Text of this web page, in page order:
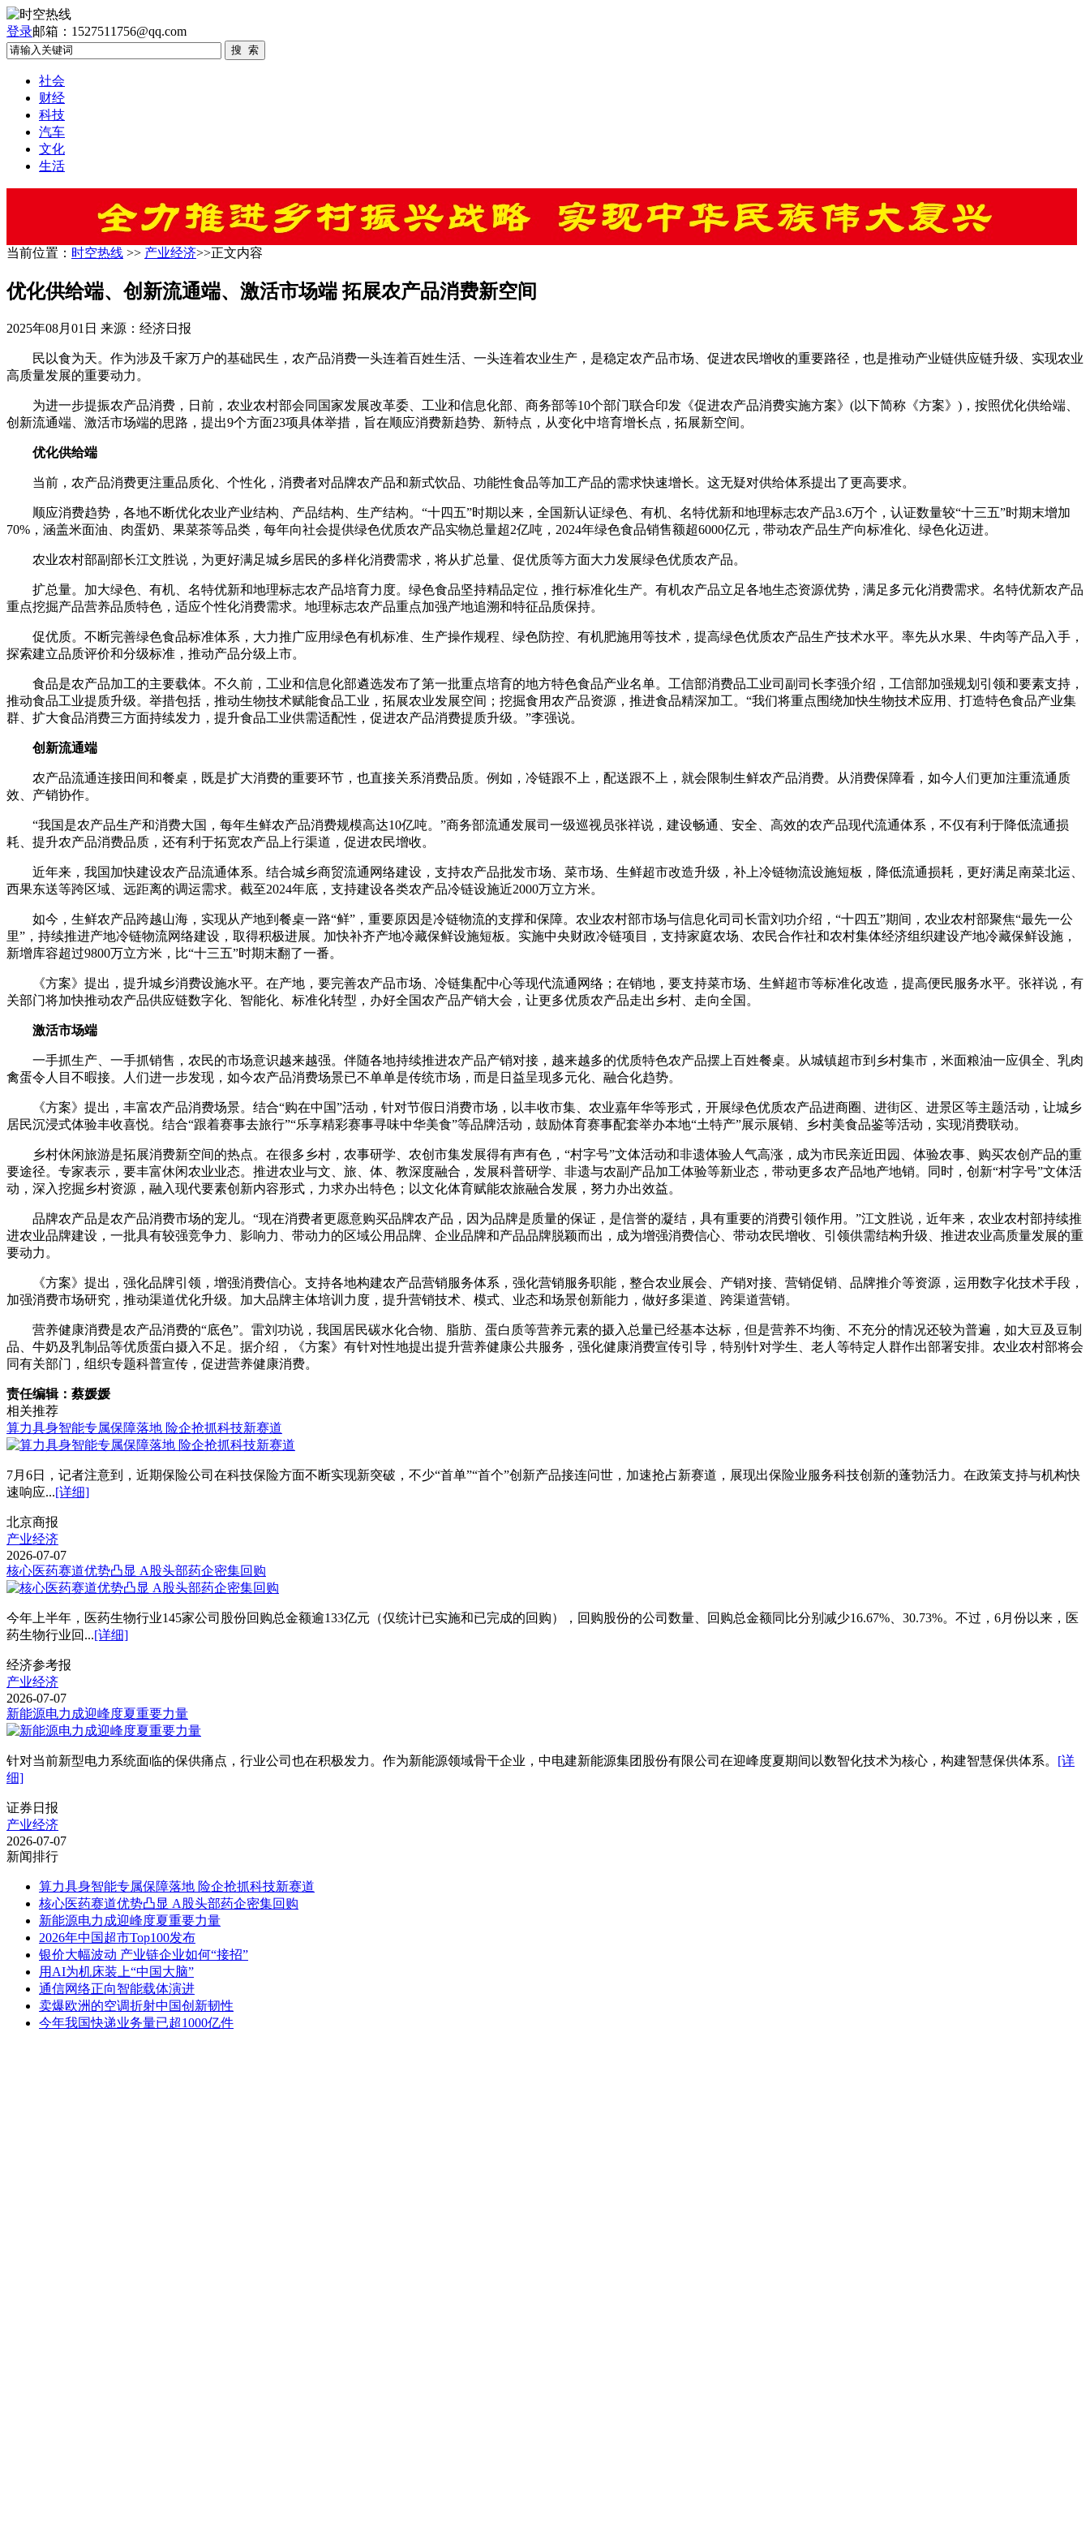
登录邮箱：1527511756@qq.com
社会
财经
科技
汽车
文化
生活
当前位置： 时空热线 >> 产业经济>>正文内容
优化供给端、创新流通端、激活市场端 拓展农产品消费新空间
2025年08月01日 来源：经济日报
民以食为天。作为涉及千家万户的基础民生，农产品消费一头连着百姓生活、一头连着农业生产，是稳定农产品市场、促进农民增收的重要路径，也是推动产业链供应链升级、实现农业
高质量发展的重要动力。
为进一步提振农产品消费，日前，农业农村部会同国家发展改革委、工业和信息化部、商务部等10个部门联合印发《促进农产品消费实施方案》(以下简称《方案》)，按照优化供给端、
创新流通端、激活市场端的思路，提出9个方面23项具体举措，旨在顺应消费新趋势、新特点，从变化中培育增长点，拓展新空间。
优化供给端
当前，农产品消费更注重品质化、个性化，消费者对品牌农产品和新式饮品、功能性食品等加工产品的需求快速增长。这无疑对供给体系提出了更高要求。
顺应消费趋势，各地不断优化农业产业结构、产品结构、生产结构。“十四五”时期以来，全国新认证绿色、有机、名特优新和地理标志农产品3.6万个，认证数量较“十三五”时期末增加
70%，涵盖米面油、肉蛋奶、果菜茶等品类，每年向社会提供绿色优质农产品实物总量超2亿吨，2024年绿色食品销售额超6000亿元，带动农产品生产向标准化、绿色化迈进。
农业农村部副部长江文胜说，为更好满足城乡居民的多样化消费需求，将从扩总量、促优质等方面大力发展绿色优质农产品。
扩总量。加大绿色、有机、名特优新和地理标志农产品培育力度。绿色食品坚持精品定位，推行标准化生产。有机农产品立足各地生态资源优势，满足多元化消费需求。名特优新农产品
重点挖掘产品营养品质特色，适应个性化消费需求。地理标志农产品重点加强产地追溯和特征品质保持。
促优质。不断完善绿色食品标准体系，大力推广应用绿色有机标准、生产操作规程、绿色防控、有机肥施用等技术，提高绿色优质农产品生产技术水平。率先从水果、牛肉等产品入手，
探索建立品质评价和分级标准，推动产品分级上市。
食品是农产品加工的主要载体。不久前，工业和信息化部遴选发布了第一批重点培育的地方特色食品产业名单。工信部消费品工业司副司长李强介绍，工信部加强规划引领和要素支持，
推动食品工业提质升级。举措包括，推动生物技术赋能食品工业，拓展农业发展空间；挖掘食用农产品资源，推进食品精深加工。“我们将重点围绕加快生物技术应用、打造特色食品产业集
群、扩大食品消费三方面持续发力，提升食品工业供需适配性，促进农产品消费提质升级。”李强说。
创新流通端
农产品流通连接田间和餐桌，既是扩大消费的重要环节，也直接关系消费品质。例如，冷链跟不上，配送跟不上，就会限制生鲜农产品消费。从消费保障看，如今人们更加注重流通质
效、产销协作。
“我国是农产品生产和消费大国，每年生鲜农产品消费规模高达10亿吨。”商务部流通发展司一级巡视员张祥说，建设畅通、安全、高效的农产品现代流通体系，不仅有利于降低流通损
耗、提升农产品消费品质，还有利于拓宽农产品上行渠道，促进农民增收。
近年来，我国加快建设农产品流通体系。结合城乡商贸流通网络建设，支持农产品批发市场、菜市场、生鲜超市改造升级，补上冷链物流设施短板，降低流通损耗，更好满足南菜北运、
西果东送等跨区域、远距离的调运需求。截至2024年底，支持建设各类农产品冷链设施近2000万立方米。
如今，生鲜农产品跨越山海，实现从产地到餐桌一路“鲜”，重要原因是冷链物流的支撑和保障。农业农村部市场与信息化司司长雷刘功介绍，“十四五”期间，农业农村部聚焦“最先一公
里”，持续推进产地冷链物流网络建设，取得积极进展。加快补齐产地冷藏保鲜设施短板。实施中央财政冷链项目，支持家庭农场、农民合作社和农村集体经济组织建设产地冷藏保鲜设施，
新增库容超过9800万立方米，比“十三五”时期末翻了一番。
《方案》提出，提升城乡消费设施水平。在产地，要完善农产品市场、冷链集配中心等现代流通网络；在销地，要支持菜市场、生鲜超市等标准化改造，提高便民服务水平。张祥说，有
关部门将加快推动农产品供应链数字化、智能化、标准化转型，办好全国农产品产销大会，让更多优质农产品走出乡村、走向全国。
激活市场端
一手抓生产、一手抓销售，农民的市场意识越来越强。伴随各地持续推进农产品产销对接，越来越多的优质特色农产品摆上百姓餐桌。从城镇超市到乡村集市，米面粮油一应俱全、乳肉
禽蛋令人目不暇接。人们进一步发现，如今农产品消费场景已不单单是传统市场，而是日益呈现多元化、融合化趋势。
《方案》提出，丰富农产品消费场景。结合“购在中国”活动，针对节假日消费市场，以丰收市集、农业嘉年华等形式，开展绿色优质农产品进商圈、进街区、进景区等主题活动，让城乡
居民沉浸式体验丰收喜悦。结合“跟着赛事去旅行”“乐享精彩赛事寻味中华美食”等品牌活动，鼓励体育赛事配套举办本地“土特产”展示展销、乡村美食品鉴等活动，实现消费联动。
乡村休闲旅游是拓展消费新空间的热点。在很多乡村，农事研学、农创市集发展得有声有色，“村字号”文体活动和非遗体验人气高涨，成为市民亲近田园、体验农事、购买农创产品的重
要途径。专家表示，要丰富休闲农业业态。推进农业与文、旅、体、教深度融合，发展科普研学、非遗与农副产品加工体验等新业态，带动更多农产品地产地销。同时，创新“村字号”文体活
动，深入挖掘乡村资源，融入现代要素创新内容形式，力求办出特色；以文化体育赋能农旅融合发展，努力办出效益。
品牌农产品是农产品消费市场的宠儿。“现在消费者更愿意购买品牌农产品，因为品牌是质量的保证，是信誉的凝结，具有重要的消费引领作用。”江文胜说，近年来，农业农村部持续推
进农业品牌建设，一批具有较强竞争力、影响力、带动力的区域公用品牌、企业品牌和产品品牌脱颖而出，成为增强消费信心、带动农民增收、引领供需结构升级、推进农业高质量发展的重
要动力。
《方案》提出，强化品牌引领，增强消费信心。支持各地构建农产品营销服务体系，强化营销服务职能，整合农业展会、产销对接、营销促销、品牌推介等资源，运用数字化技术手段，
加强消费市场研究，推动渠道优化升级。加大品牌主体培训力度，提升营销技术、模式、业态和场景创新能力，做好多渠道、跨渠道营销。
营养健康消费是农产品消费的“底色”。雷刘功说，我国居民碳水化合物、脂肪、蛋白质等营养元素的摄入总量已经基本达标，但是营养不均衡、不充分的情况还较为普遍，如大豆及豆制
品、牛奶及乳制品等优质蛋白摄入不足。据介绍，《方案》有针对性地提出提升营养健康公共服务，强化健康消费宣传引导，特别针对学生、老人等特定人群作出部署安排。农业农村部将会
同有关部门，组织专题科普宣传，促进营养健康消费。
责任编辑：蔡媛媛
相关推荐
算力具身智能专属保障落地 险企抢抓科技新赛道
7月6日，记者注意到，近期保险公司在科技保险方面不断实现新突破，不少“首单”“首个”创新产品接连问世，加速抢占新赛道，展现出保险业服务科技创新的蓬勃活力。在政策支持与机构快
速响应...[详细]
北京商报
产业经济
2026-07-07
核心医药赛道优势凸显 A股头部药企密集回购
今年上半年，医药生物行业145家公司股份回购总金额逾133亿元（仅统计已实施和已完成的回购），回购股份的公司数量、回购总金额同比分别减少16.67%、30.73%。不过，6月份以来，医
药生物行业回...[详细]
经济参考报
产业经济
2026-07-07
新能源电力成迎峰度夏重要力量
针对当前新型电力系统面临的保供痛点，行业公司也在积极发力。作为新能源领域骨干企业，中电建新能源集团股份有限公司在迎峰度夏期间以数智化技术为核心，构建智慧保供体系。 [详
细]
证券日报
产业经济
2026-07-07
新闻排行
算力具身智能专属保障落地 险企抢抓科技新赛道
核心医药赛道优势凸显 A股头部药企密集回购
新能源电力成迎峰度夏重要力量
2026年中国超市Top100发布
银价大幅波动 产业链企业如何“接招”
用AI为机床装上“中国大脑”
通信网络正向智能载体演进
卖爆欧洲的空调折射中国创新韧性
今年我国快递业务量已超1000亿件